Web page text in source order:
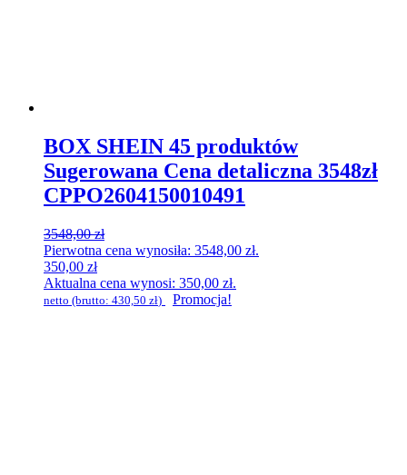
BOX SHEIN 45 produktów
Sugerowana Cena detaliczna 3548zł
CPPO2604150010491
3548,00zł
Pierwotna cena wynosiła: 3548,00 zł.
350,00 zł
Aktualna cena wynosi: 350,00 zł.
netto (brutto: 430,50 zł) Promocja!